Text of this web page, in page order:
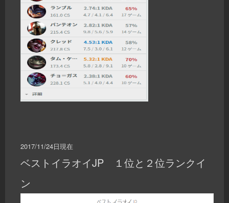
2017/11/24日現在
ベストイラオイJP １位と２位ランクイ
ン